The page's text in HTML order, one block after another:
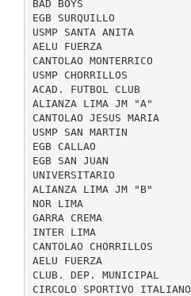
BAD BOYS
EGB SURQUILLO
USMP SANTA ANITA
AELU FUERZA
CANTOLAO MONTERRICO
USMP CHORRILLOS
ACAD. FUTBOL CLUB
ALIANZA LIMA JM "A"
CANTOLAO JESUS MARIA
USMP SAN MARTIN
EGB CALLAO
EGB SAN JUAN
UNIVERSITARIO
ALIANZA LIMA JM "B"
NOR LIMA
GARRA CREMA
INTER LIMA
CANTOLAO CHORRILLOS
AELU FUERZA
CLUB. DEP. MUNICIPAL
CIRCOLO SPORTIVO ITALIANO